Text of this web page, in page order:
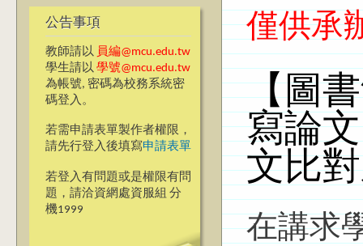
公告事項
教師請以 員編@mcu.edu.tw
學生請以 學號@mcu.edu.tw
為帳號, 密碼為校務系統密
碼登入。
若需申請表單製作者權限，
請先行登入後填寫申請表單
若登入有問題或是權限有問
題，請洽資網處資服組 分
機1999
僅供承
【圖
寫論
文比
在講求